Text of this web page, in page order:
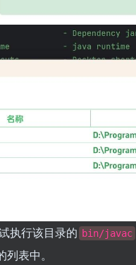
执行该目录的 bin/javac
表中。